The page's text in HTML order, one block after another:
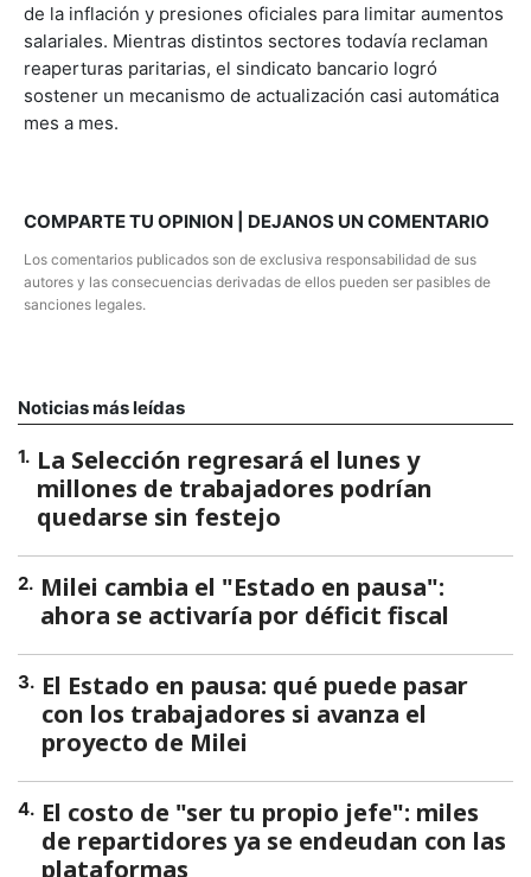
de la inflación y presiones oficiales para limitar aumentos
salariales. Mientras distintos sectores todavía reclaman
reaperturas paritarias, el sindicato bancario logró
sostener un mecanismo de actualización casi automática
mes a mes.
COMPARTE TU OPINION | DEJANOS UN COMENTARIO
Los comentarios publicados son de exclusiva responsabilidad de sus
autores y las consecuencias derivadas de ellos pueden ser pasibles de
sanciones legales.
Noticias más leídas
1. La Selección regresará el lunes y
millones de trabajadores podrían
quedarse sin festejo
2. Milei cambia el "Estado en pausa":
ahora se activaría por déficit fiscal
3. El Estado en pausa: qué puede pasar
con los trabajadores si avanza el
proyecto de Milei
4. El costo de "ser tu propio jefe": miles
de repartidores ya se endeudan con las
plataformas